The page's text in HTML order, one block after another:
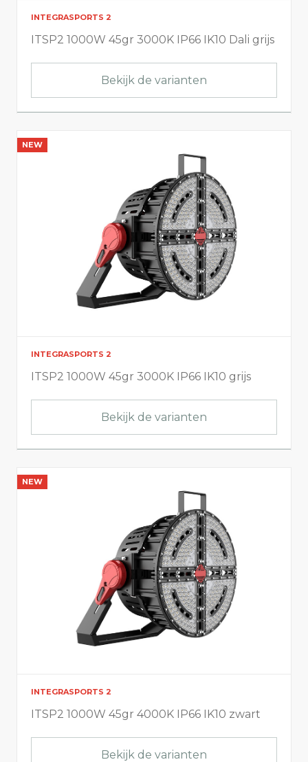
INTEGRASPORTS 2
ITSP2 1000W 45gr 3000K IP66 IK10 Dali grijs
Bekijk de varianten
NEW
INTEGRASPORTS 2
ITSP2 1000W 45gr 3000K IP66 IK10 grijs
Bekijk de varianten
NEW
INTEGRASPORTS 2
ITSP2 1000W 45gr 4000K IP66 IK10 zwart
Bekijk de varianten